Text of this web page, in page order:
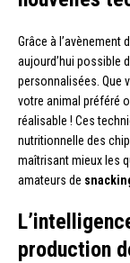
Grâce à l’avènement
aujourd’hui possible
personnalisées. Que
votre animal préféré
réalisable ! Ces
nutritionnelle des
maîtrisant mieux les
amateurs de
production